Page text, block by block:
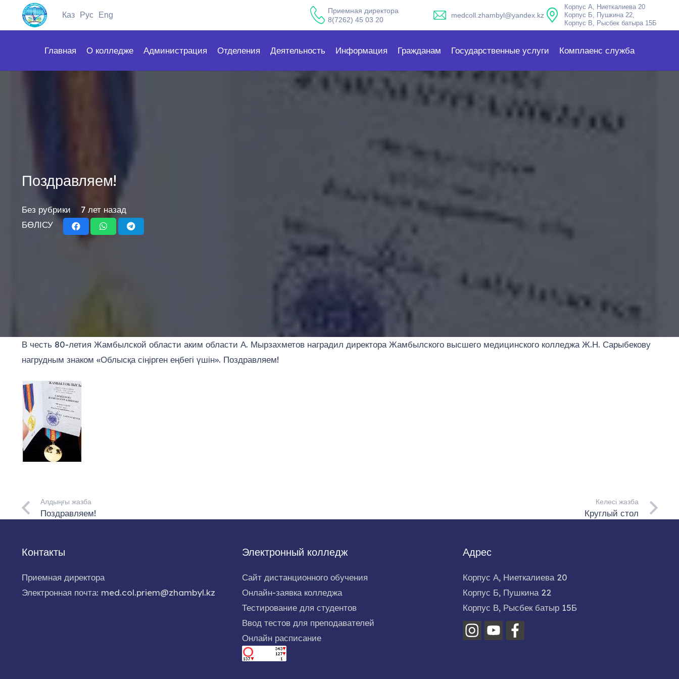
Каз Рус Eng
Приемная директора
8(7262) 45 03 20
medcoll.zhambyl@yandex.kz
Корпус А, Ниеткалиева 20
Корпус Б, Пушкина 22,
Корпус В, Рысбек батыра 15Б
Главная О колледже Администрация Отделения Деятельность Информация Гражданам Государственные услуги Комплаенс служба
Поздравляем!
Без рубрики
7 лет назад
БӨЛІСУ
В честь 80-летия Жамбылской области аким области А. Мырзахметов наградил директора Жамбылского высшего медицинского колледжа Ж.Н. Сарыбекову
нагрудным знаком «Облысқа сіңірген еңбегі үшін». Поздравляем!
Алдыңғы жазба
Поздравляем!
Келесі жазба
Круглый стол
Контакты
Приемная директора
Электронная почта: med.col.priem@zhambyl.kz
Электронный колледж
Сайт дистанционного обучения
Онлайн-заявка колледжа
Тестирование для студентов
Ввод тестов для преподавателей
Онлайн расписание
Адрес
Корпус А, Ниеткалиева 20
Корпус Б, Пушкина 22
Корпус В, Рысбек батыр 15Б